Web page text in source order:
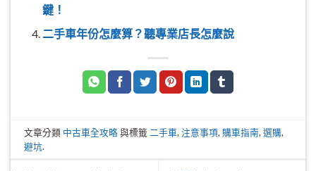
鍵！
二手車年份怎麼算？聽專業店長怎麼說
文章分類 中古車全攻略與標籤 二手車,注意事項, 購車指南,選購,
避坑.